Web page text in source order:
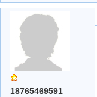
18765469591